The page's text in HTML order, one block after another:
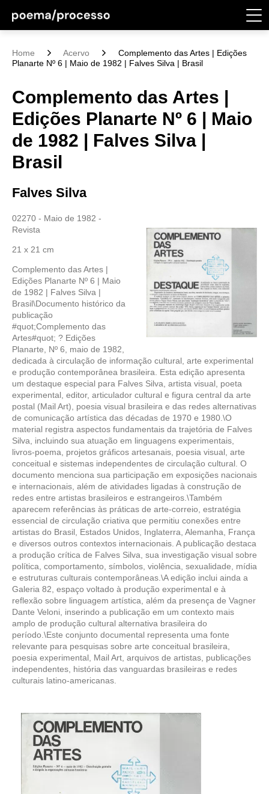
Home Acervo
Complemento das Artes | Edições
Planarte Nº 6 | Maio de 1982 | Falves Silva | Brasil
Complemento das Artes |
Edições Planarte Nº 6 | Maio
de 1982 | Falves Silva |
Brasil
Falves Silva
02270 - Maio de 1982 -
Revista
21 x 21 cm
Complemento das Artes |
Edições Planarte Nº 6 | Maio
de 1982 | Falves Silva |
Brasil\Documento histórico da
publicação
#quot;Complemento das
Artes#quot; ? Edições
Planarte, Nº 6, maio de 1982,
dedicada à circulação de informação cultural, arte experimental
e produção contemporânea brasileira. Esta edição apresenta
um destaque especial para Falves Silva, artista visual, poeta
experimental, editor, articulador cultural e figura central da arte
postal (Mail Art), poesia visual brasileira e das redes alternativas
de comunicação artística das décadas de 1970 e 1980.\O
material registra aspectos fundamentais da trajetória de Falves
Silva, incluindo sua atuação em linguagens experimentais,
livros-poema, projetos gráficos artesanais, poesia visual, arte
conceitual e sistemas independentes de circulação cultural. O
documento menciona sua participação em exposições nacionais
e internacionais, além de atividades ligadas à construção de
redes entre artistas brasileiros e estrangeiros.\Também
aparecem referências às práticas de arte-correio, estratégia
essencial de circulação criativa que permitiu conexões entre
artistas do Brasil, Estados Unidos, Inglaterra, Alemanha, França
e diversos outros contextos internacionais. A publicação destaca
a produção crítica de Falves Silva, sua investigação visual sobre
política, comportamento, símbolos, violência, sexualidade, mídia
e estruturas culturais contemporâneas.\A edição inclui ainda a
Galeria 82, espaço voltado à produção experimental e à
reflexão sobre linguagem artística, além da presença de Vagner
Dante Veloni, inserindo a publicação em um contexto mais
amplo de produção cultural alternativa brasileira do
período.\Este conjunto documental representa uma fonte
relevante para pesquisas sobre arte conceitual brasileira,
poesia experimental, Mail Art, arquivos de artistas, publicações
independentes, história das vanguardas brasileiras e redes
culturais latino-americanas.